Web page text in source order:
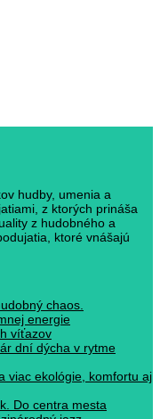
hudby, umenia a
z ktorých prináša
z hudobného a
ktoré vnášajú
chaos.
energie
víťazov
dní dýcha v rytme
viac ekológie, komfortu aj
Do centra mesta